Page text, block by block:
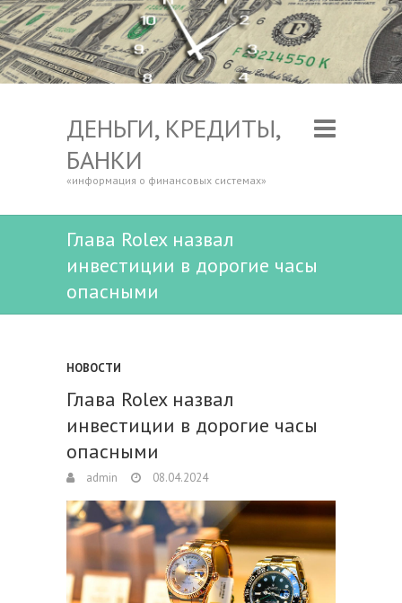
ДЕНЬГИ, КРЕДИТЫ,
БАНКИ
«информация о финансовых системах»
Глава Rolex назвал
инвестиции в дорогие часы
опасными
НОВОСТИ
Глава Rolex назвал
инвестиции в дорогие часы
опасными
admin 08.04.2024